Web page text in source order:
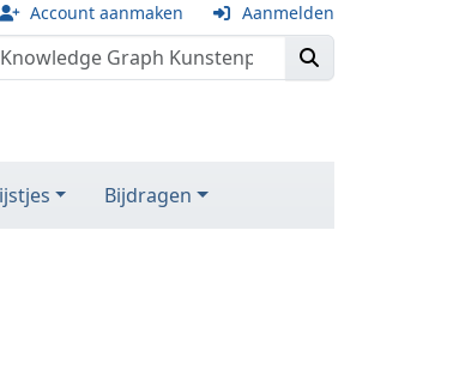
Account aanmaken Aanmelden
Bijdragen